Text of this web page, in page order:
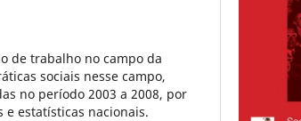
de trabalho no campo da
sociais nesse campo,
no período 2003 a 2008, por
e estatísticas nacionais.